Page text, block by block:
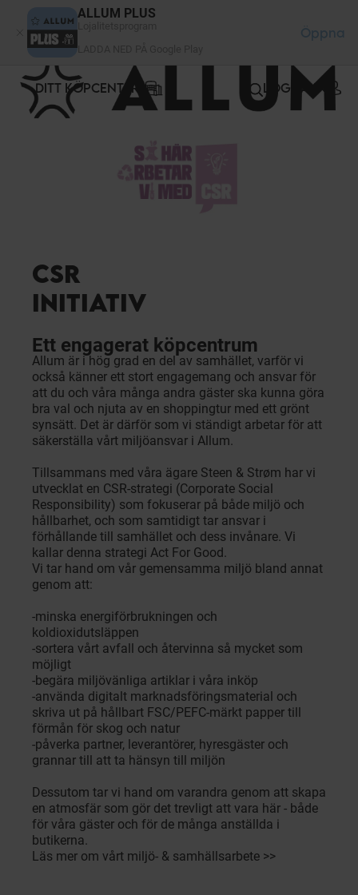
ALLUM PLUS
Öppna
DITT KÖPCENTER LOGGA IN
CSR
INITIATIV
Ett engagerat köpcentrum
Allum är i hög grad en del av samhället, varför vi
också känner ett stort engagemang och ansvar för
att du och våra många andra gäster ska kunna göra
bra val och njuta av en shoppingtur med ett grönt
synsätt. Det är därför som vi ständigt arbetar för att
säkerställa vårt miljöansvar i Allum.
Tillsammans med våra ägare Steen & Strøm har vi
utvecklat en CSR-strategi (Corporate Social
Responsibility) som fokuserar på både miljö och
hållbarhet, och som samtidigt tar ansvar i
förhållande till samhället och dess invånare. Vi
kallar denna strategi Act For Good.
Vi tar hand om vår gemensamma miljö bland annat
genom att:
-minska energiförbrukningen och
koldioxidutsläppen
-sortera vårt avfall och återvinna så mycket som
möjligt
-begära miljövänliga artiklar i våra inköp
-använda digitalt marknadsföringsmaterial och
skriva ut på hållbart FSC/PEFC-märkt papper till
förmån för skog och natur
-påverka partner, leverantörer, hyresgäster och
grannar till att ta hänsyn till miljön
Dessutom tar vi hand om varandra genom att skapa
en atmosfär som gör det trevligt att vara här - både
för våra gäster och för de många anställda i
butikerna.
Läs mer om vårt miljö- & samhällsarbete >>
Cookie- hanteringspanel